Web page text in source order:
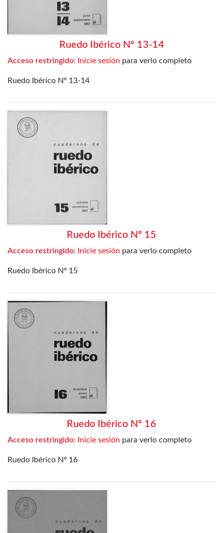
Ruedo Ibérico Nº 13-14
Acceso restringido: Inicie sesión para verlo completo
Ruedo Ibérico Nº 13-14
Ruedo Ibérico Nº 15
Acceso restringido: Inicie sesión para verlo completo
Ruedo Ibérico Nº 15
Ruedo Ibérico Nº 16
Acceso restringido: Inicie sesión para verlo completo
Ruedo Ibérico Nº 16